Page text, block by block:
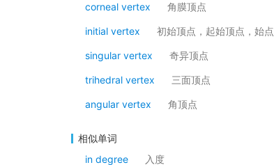
corneal vertex 角膜顶点
initial vertex 初始顶点，起始顶点，始点
singular vertex 奇异顶点
trihedral vertex 三面顶点
angular vertex 角顶点
相似单词
in degree
入度